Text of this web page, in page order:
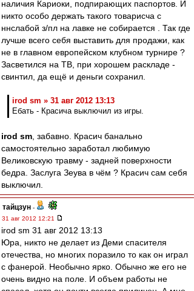
наличия Кариоки, подпирающих паспортов. И
никто особо держать такого товарисча с
ннслабой з/пл на лавке не собирается . Так где
лучше всего себя выставить для продажи, как
не в главном европейском клубном турнире ?
Засветился на ТВ, при хорошем раскладе -
свинтил, да ещё и деньги сохранил.
irod sm » 31 авг 2012 13:13
Ебать - Красича выключил из игры.
irod sm , забавно. Красич банально
самостоятельно заработал любимую
Великовскую травму - задней поверхности
бедра. Заслуга Зеува в чём ? Красич сам себя
выключил.
тайцзун -
31 авг 2012 12:21
irod sm 31 авг 2012 13:13
Юра, никто не делает из Деми спасителя
отечества, но многих поразило то как он играл
с фанерой. Необычно ярко. Обычно же его не
очень видно на поле. И объем работы не